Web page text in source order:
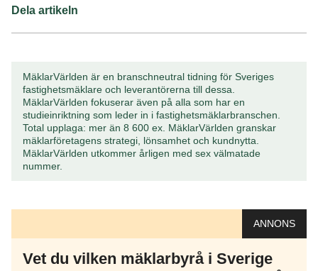
Dela artikeln
MäklarVärlden är en branschneutral tidning för Sveriges
fastighetsmäklare och leverantörerna till dessa.
MäklarVärlden fokuserar även på alla som har en
studieinriktning som leder in i fastighetsmäklarbranschen.
Total upplaga: mer än 8 600 ex. MäklarVärlden granskar
mäklarföretagens strategi, lönsamhet och kundnytta.
MäklarVärlden utkommer årligen med sex välmatade
nummer.
ANNONS
Vet du vilken mäklarbyrå i Sverige